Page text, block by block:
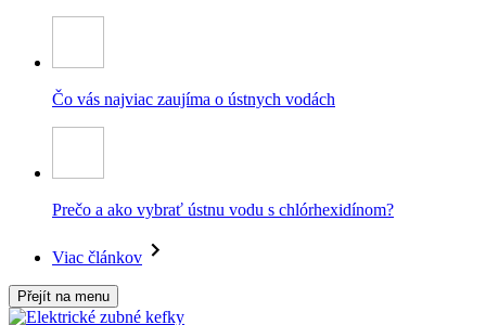
Čo vás najviac zaujíma o ústnych vodách
Prečo a ako vybrať ústnu vodu s chlórhexidínom?
Viac článkov
Přejít na menu